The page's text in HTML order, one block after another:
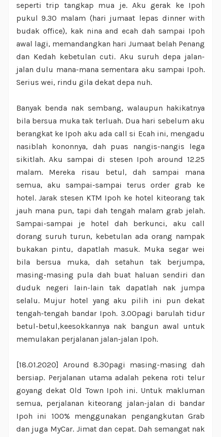
seperti trip tangkap mua je. Aku gerak ke Ipoh
pukul 9.30 malam (hari jumaat lepas dinner with
budak office), kak nina and ecah dah sampai Ipoh
awal lagi, memandangkan hari Jumaat belah Penang
dan Kedah kebetulan cuti. Aku suruh depa jalan-
jalan dulu mana-mana sementara aku sampai Ipoh.
Serius wei, rindu gila dekat depa nuh.
Banyak benda nak sembang, walaupun hakikatnya
bila bersua muka tak terluah. Dua hari sebelum aku
berangkat ke Ipoh aku ada call si Ecah ini, mengadu
nasiblah kononnya, dah puas nangis-nangis lega
sikitlah. Aku sampai di stesen Ipoh around 12.25
malam. Mereka risau betul, dah sampai mana
semua, aku sampai-sampai terus order grab ke
hotel. Jarak stesen KTM Ipoh ke hotel kiteorang tak
jauh mana pun, tapi dah tengah malam grab jelah.
Sampai-sampai je hotel dah berkunci, aku call
dorang suruh turun, kebetulan ada orang nampak
bukakan pintu, dapatlah masuk. Muka segar wei
bila bersua muka, dah setahun tak berjumpa,
masing-masing pula dah buat haluan sendiri dan
duduk negeri lain-lain tak dapatlah nak jumpa
selalu. Mujur hotel yang aku pilih ini pun dekat
tengah-tengah bandar Ipoh. 3.00pagi barulah tidur
betul-betul,keesokkannya nak bangun awal untuk
memulakan perjalanan jalan-jalan Ipoh.
[18.01.2020] Around 8.30pagi masing-masing dah
bersiap. Perjalanan utama adalah pekena roti telur
goyang dekat Old Town Ipoh ini. Untuk makluman
semua, perjalanan kiteorang jalan-jalan di bandar
Ipoh ini 100% menggunakan pengangkutan Grab
dan juga MyCar. Jimat dan cepat. Dah semangat nak